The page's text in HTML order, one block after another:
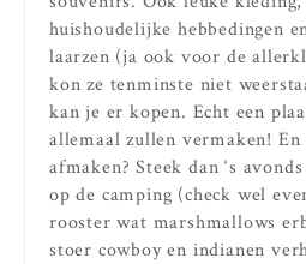
huishoudelijke hebbedingen
laarzen (ja ook voor de
kon ze tenminste niet
kan je er kopen. Echt een
allemaal zullen vermaken!
afmaken? Steek dan ‘s
op de camping (check wel
rooster wat marshmallows
stoer cowboy en indianen